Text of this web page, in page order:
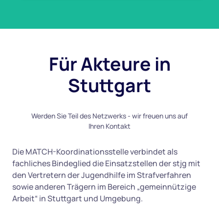
ohne Grenzen“ gemeinsam mit MATCH…
Weiterlesen
Für Akteure in
Stuttgart
Werden Sie Teil des Netzwerks - wir freuen uns auf
Ihren Kontakt
Die MATCH-Koordinationsstelle verbindet als
fachliches Bindeglied die Einsatzstellen der stjg mit
den Vertretern der Jugendhilfe im Strafverfahren
sowie anderen Trägern im Bereich „gemeinnützige
Arbeit“ in Stuttgart und Umgebung.